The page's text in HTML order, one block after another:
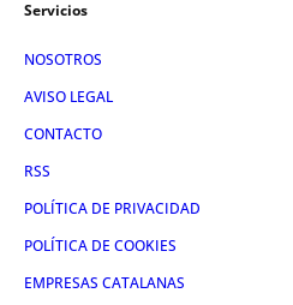
Servicios
NOSOTROS
AVISO LEGAL
CONTACTO
RSS
POLÍTICA DE PRIVACIDAD
POLÍTICA DE COOKIES
EMPRESAS CATALANAS